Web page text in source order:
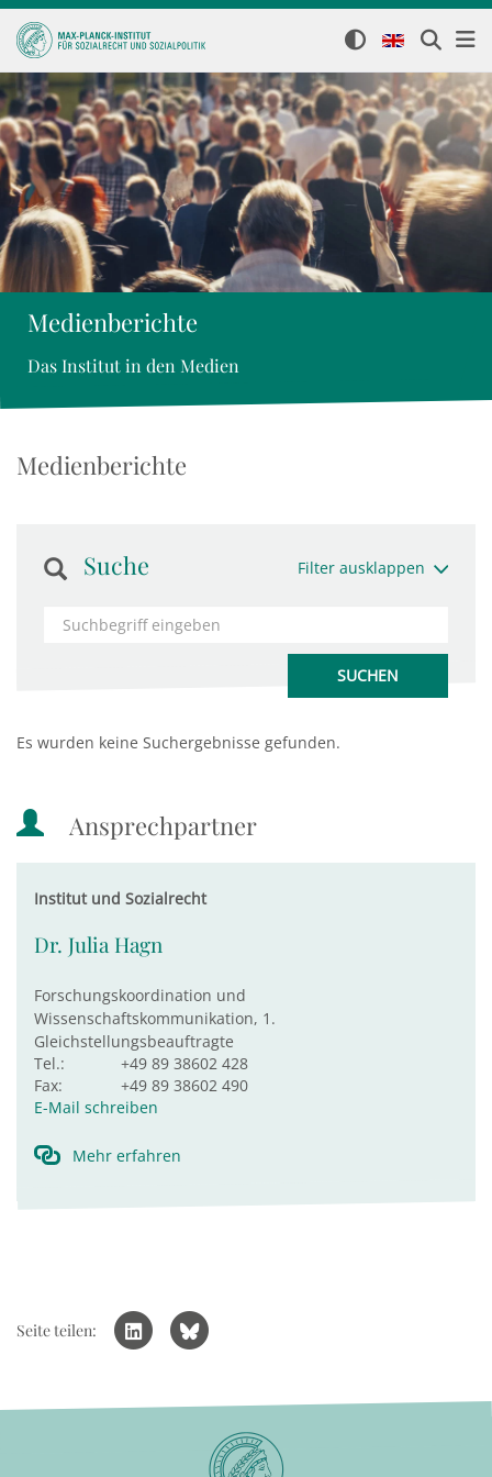
Medienberichte
Das Institut in den Medien
Medienberichte
Suche Filter ausklappen
Es wurden keine Suchergebnisse gefunden.
Ansprechpartner
Institut und Sozialrecht
Dr. Julia Hagn
Forschungskoordination und
Wissenschaftskommunikation, 1.
Gleichstellungsbeauftragte
Tel.:
+49 89 38602 428
Fax:
+49 89 38602 490
E-Mail schreiben
Mehr erfahren
Seite teilen: